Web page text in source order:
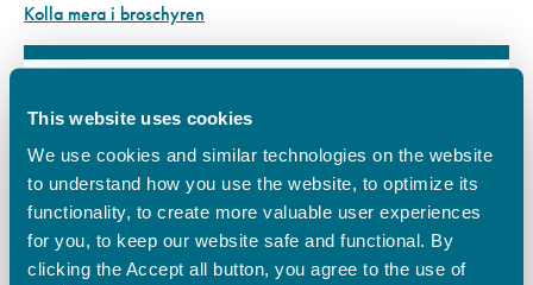
This website uses cookies
We use cookies and similar technologies on the website
to understand how you use the website, to optimize its
functionality, to create more valuable user experiences
for you, to keep our website safe and functional. By
clicking the Accept all button, you agree to the use of
Kolla mera i broschyren
Tilläggsinfo
Suoraniemi Jukka-Pekka
040 727 8898
jukka-pekka.suoraniemi@vamia.fi